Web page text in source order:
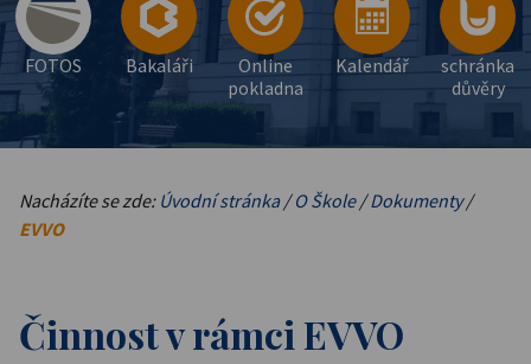
FOTOS Bakaláři
Online
pokladna
Kalendář
schránka
důvěry
Nacházíte se zde: Úvodní stránka/O Škole/Dokumenty/
EVVO
Činnost v rámci EVVO